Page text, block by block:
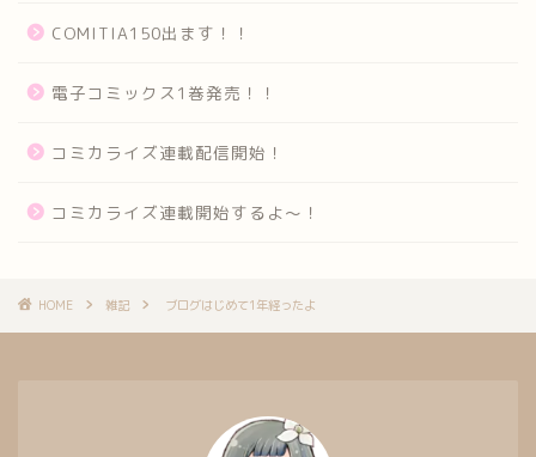
COMITIA150出ます！！
電子コミックス1巻発売！！
コミカライズ連載配信開始！
コミカライズ連載開始するよ～！
HOME 雑記 ブログはじめて1年経ったよ